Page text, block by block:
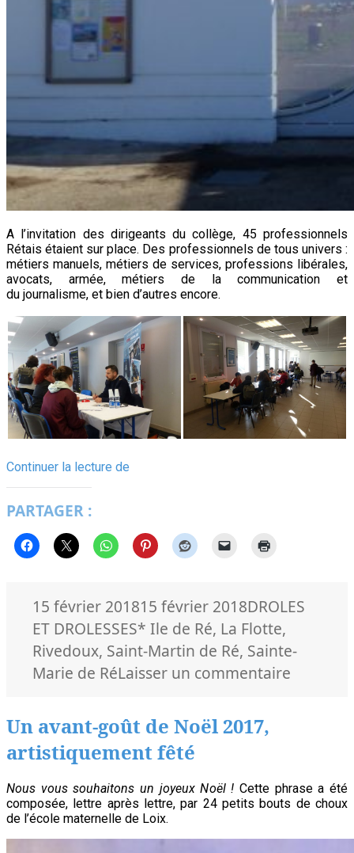
A l’invitation des dirigeants du collège, 45 professionnels
Rétais étaient sur place. Des professionnels de tous univers :
métiers manuels, métiers de services, professions libérales,
avocats, armée, métiers de la communication et
du journalisme, et bien d’autres encore.
Continuer la lecture de
Métiers
du
Saint-
Martin
PARTAGER :
Publié
le
15 février 201815 février 2018Catégories
DROLES
ET DROLESSESMots-
clés
* Ile de Ré, La Flotte,
Rivedoux, Saint-Martin de Ré, Sainte-
Marie de RéLaisser un commentaire
des
Métiers
Un avant-goût de Noël 2017,
artistiquement fêté
Nous vous souhaitons un joyeux Noël ! Cette phrase a été
composée, lettre après lettre, par 24 petits bouts de choux
de l’école maternelle de Loix.